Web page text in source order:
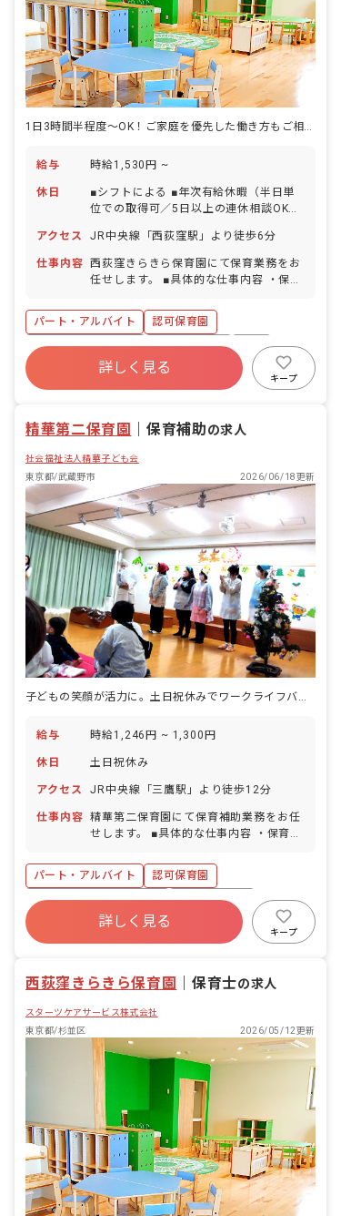
1日3時間半程度～OK！ご家庭を優先した働き方もご相談ください！
給与 時給1,530円 ~
休日
■シフトによる ■年次有給休暇（半日単
位での取得可／5日以上の連休相談OK）
ーサリー休暇 ■出産・育児休暇 ■介護・
看護休暇 他
アクセス JR中央線「西荻窪駅」より徒歩6分
仕事内容 西荻窪きらきら保育園にて保育業務をお
任せします。 ■具体的な仕事内容 ・保育
パート・アルバイト
認可保育園
ボーナス・賞与あり
社会保険完備
有給
福利厚生充実
残業少なめ
産休育休制度
詳しく見る
キープ
精華第二保育園 ｜保育補助の求人
社会福祉法人精華子ども会
東京都/武蔵野市
2026/06/18更新
子どもの笑顔が活力に。土日祝休みでワークライフバランスを実現
給与 時給1,246円 ~ 1,300円
休日 土日祝休み
アクセス JR中央線「三鷹駅」より徒歩12分
仕事内容 精華第二保育園にて保育補助業務をお任
せします。 ■具体的な仕事内容 ・保育補
歳児まで定員78名の認可保育園です。一
時保育は1日4人までの定員です。 ※幼
児クラスは「異年齢保育」を行なってい
ます。 ※明るく元気いっぱいの子供たち
から笑顔とパワーをもらえる職場です！
パート・アルバイト
認可保育園
寮・住宅・家賃補助あり
社会保険完備
有給
残業少なめ
詳しく見る
キープ
西荻窪きらきら保育園 ｜保育士の求人
スターツケアサービス株式会社
東京都/杉並区
2026/05/12更新